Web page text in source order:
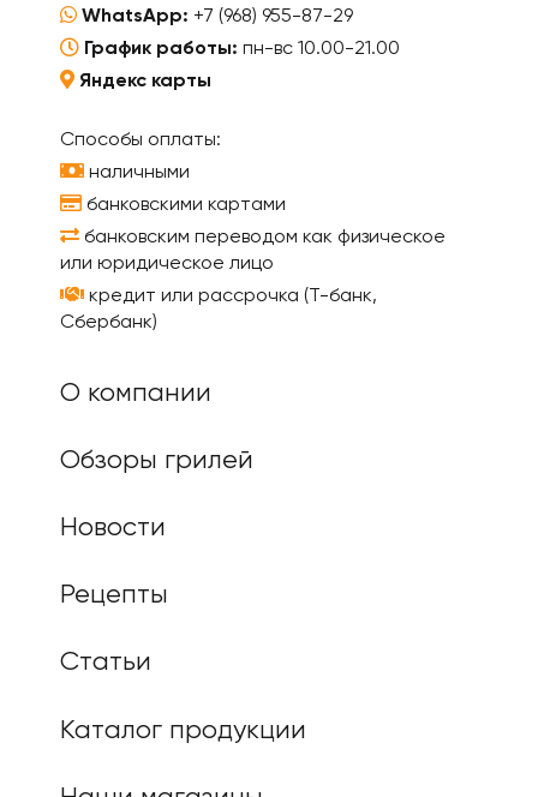
WhatsApp: +7 (968) 955-87-29
График работы: пн-вс 10.00-21.00
Яндекс карты
Способы оплаты:
наличными
банковскими картами
банковским переводом как физическое
или юридическое лицо
кредит или рассрочка (Т-банк,
Сбербанк)
О компании
Обзоры грилей
Новости
Рецепты
Статьи
Каталог продукции